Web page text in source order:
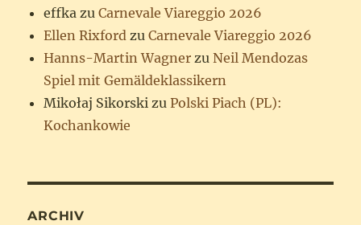
effka zuCarnevale Viareggio 2026
Ellen Rixford zuCarnevale Viareggio 2026
Hanns-Martin Wagner zuNeil Mendozas
Spiel mit Gemäldeklassikern
Mikołaj Sikorski zuPolski Piach (PL):
Kochankowie
ARCHIV